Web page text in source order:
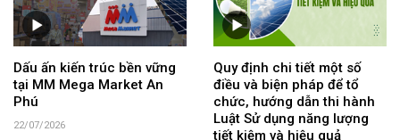
Dấu ấn kiến trúc bền vững
tại MM Mega Market An
Phú
22/07/2026
Quy định chi tiết một số
điều và biện pháp để tổ
chức, hướng dẫn thi hành
Luật Sử dụng năng lượng
tiết kiệm và hiệu quả